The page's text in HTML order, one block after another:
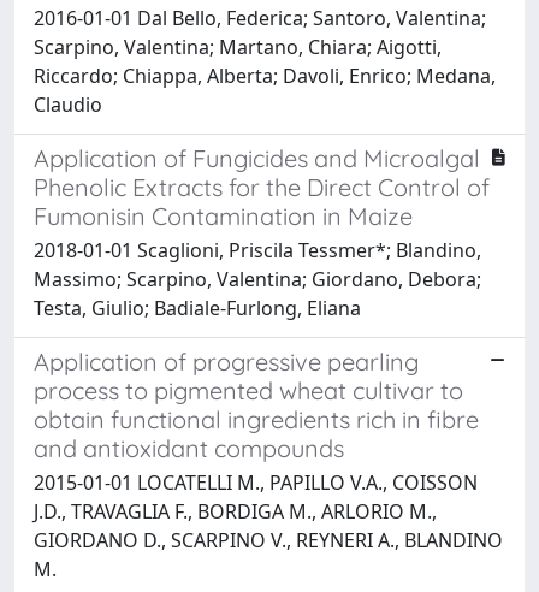
2016-01-01 Dal Bello, Federica; Santoro, Valentina;
Scarpino, Valentina; Martano, Chiara; Aigotti,
Riccardo; Chiappa, Alberta; Davoli, Enrico; Medana,
Claudio
Application of Fungicides and Microalgal
Phenolic Extracts for the Direct Control of
Fumonisin Contamination in Maize
2018-01-01 Scaglioni, Priscila Tessmer*; Blandino,
Massimo; Scarpino, Valentina; Giordano, Debora;
Testa, Giulio; Badiale-Furlong, Eliana
Application of progressive pearling
process to pigmented wheat cultivar to
obtain functional ingredients rich in fibre
and antioxidant compounds
2015-01-01 LOCATELLI M., PAPILLO V.A., COISSON
J.D., TRAVAGLIA F., BORDIGA M., ARLORIO M.,
GIORDANO D., SCARPINO V., REYNERI A., BLANDINO
M.